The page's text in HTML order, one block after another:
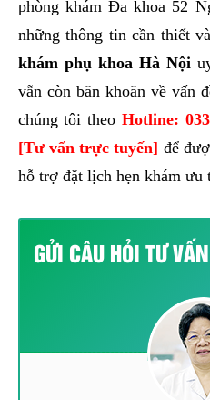
Hi vọng rằng những chia
phòng khám Đa khoa 52
những thông tin cần thiết
khám phụ khoa Hà Nội
vẫn còn băn khoăn về vấn
để
hỗ trợ đặt lịch hẹn khám ưu
GỬI CÂU HỎI TƯ